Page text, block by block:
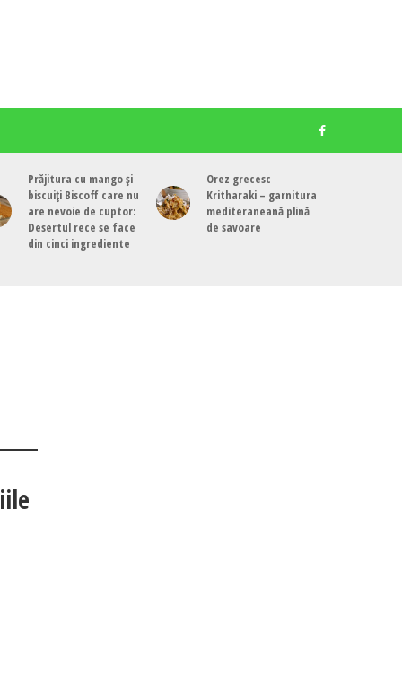
Prăjitura cu mango și
biscuiți Biscoff care nu
are nevoie de cuptor:
Desertul rece se face
din cinci ingrediente
Orez grecesc
Kritharaki – garnitura
mediteraneană plină
de savoare